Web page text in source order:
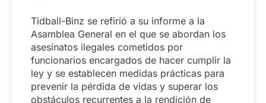
Tidball-Binz se refirió a su informe a la
Asamblea General en el que se abordan los
asesinatos ilegales cometidos por
funcionarios encargados de hacer cumplir la
ley y se establecen medidas prácticas para
prevenir la pérdida de vidas y superar los
obstáculos recurrentes a la rendición de